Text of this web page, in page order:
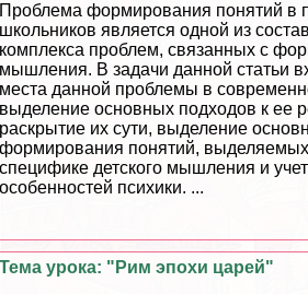
Проблема формирования понятий в
школьников является одной из
комплекса проблем, связанных с
мышления. В задачи данной статьи
места данной проблемы в
выделение основных подходов к ее
раскрытие их сути, выделение
формирования понятий,
специфике детского мышления и
особенностей психики. ...
Тема урока: "Рим эпохи царей"